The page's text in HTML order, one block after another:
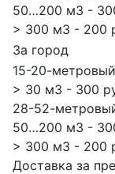
50…200 м3 -
> 300 м3 - 200
За город
15-20-
> 30 м3 - 300
28-52-
50…200 м3 -
> 300 м3 - 200
Доставка за